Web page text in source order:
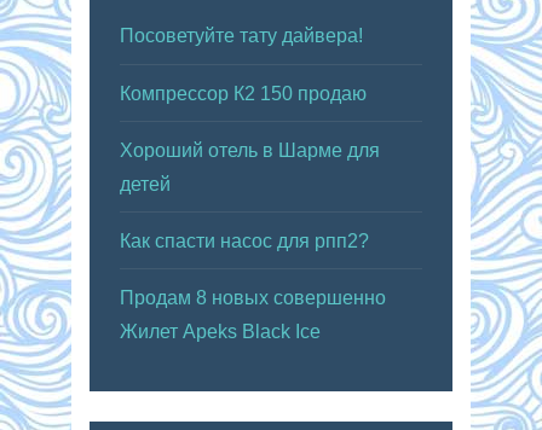
Посоветуйте тату дайвера!
Компрессор К2 150 продаю
Хороший отель в Шарме для
детей
Как спасти насос для рпп2?
Продам 8 новых совершенно
Жилет Apeks Black Ice